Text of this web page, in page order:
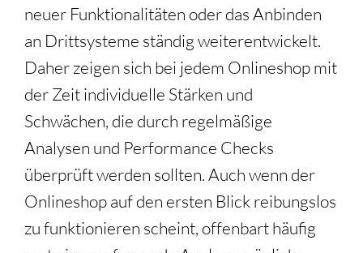
neuer Funktionalitäten oder das Anbinden
an Drittsysteme ständig weiterentwickelt.
Daher zeigen sich bei jedem Onlineshop mit
der Zeit individuelle Stärken und
Schwächen, die durch regelmäßige
Analysen und Performance Checks
überprüft werden sollten. Auch wenn der
Onlineshop auf den ersten Blick reibungslos
zu funktionieren scheint, offenbart häufig